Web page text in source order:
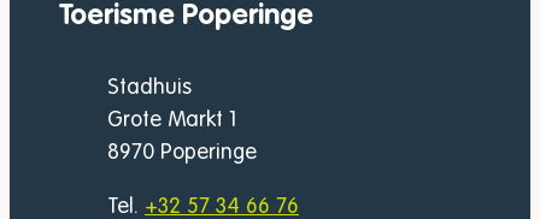
Toerisme Poperinge
AdresStadhuis
Grote Markt 1
,8970 Poperinge
+32 57 34 66 76